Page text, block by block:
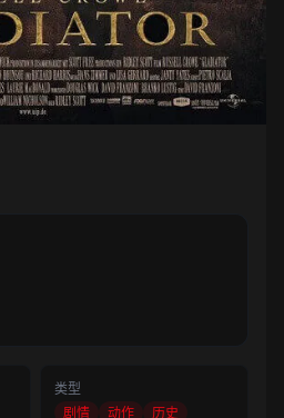
类型
剧情
动作 历史